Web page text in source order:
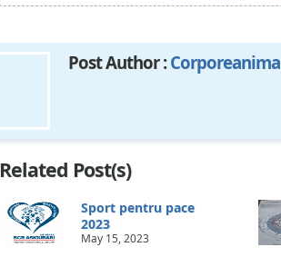
Post Author :Corporeanima
Related Post(s)
Sport pentru pace
2023
May 15, 2023